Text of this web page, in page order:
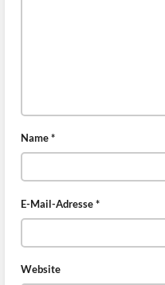
Name*
E-Mail-Adresse*
Website